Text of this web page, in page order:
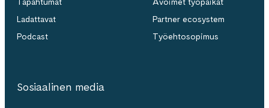
Ladattavat
Podcast
Partner ecosystem
Työehtosopimus
Sosiaalinen media